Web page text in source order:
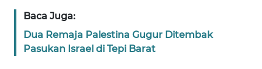
Baca Juga:
Dua Remaja Palestina Gugur Ditembak
Pasukan Israel di Tepi Barat
WN
JABAR